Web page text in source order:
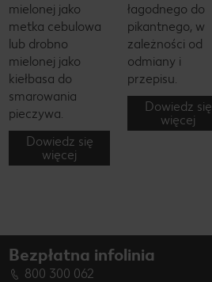
mielonej jako
metka cebulowa
lub drobno
mielonej jako
kiełbasa do
smarowania
pieczywa.
Dowiedz się
więcej
łagodnego do
pikantnego, w
zależności od
odmiany i
przepisu.
Dowiedz się
więcej
Bezpłatna infolinia
800 300 062